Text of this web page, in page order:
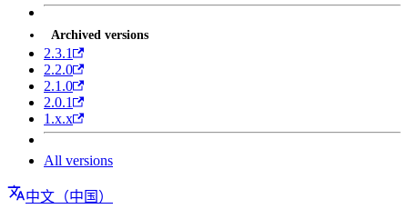
Archived versions
2.3.1
2.2.0
2.1.0
2.0.1
1.x.x
All versions
中文（中国）